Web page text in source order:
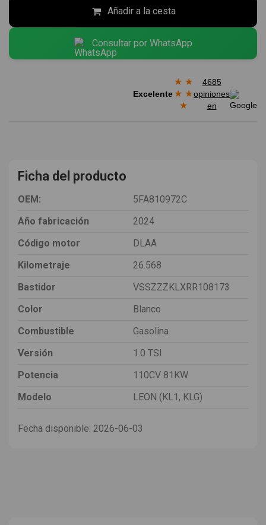
Añadir a la cesta
Consultar por WhatsApp
Excelente
★ ★
★ ★
★
4685
opiniones
en
Ficha del producto
OEM:
5FA810972C
Año fabricación
2024
Código motor
DLAA
Kilometraje
26.568
Bastidor
VSSZZZKLXRR108173
Color
Blanco
Combustible
Gasolina
Versión
1.0 TSI
Potencia
110CV 81KW
Modelo
LEON (KL1, KLG)
Fecha disponible: 2026-06-03